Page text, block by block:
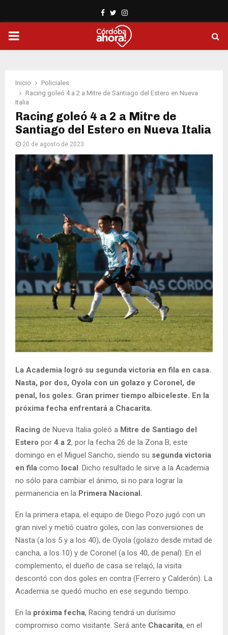
Facebook
TwitterInstagram
PRIMARY
Inicio
Policiales
Racing goleó 4 a 2 a Mitre de Santiago del Estero en Nueva
Italia
Racing goleó 4 a 2 a Mitre de
Santiago del Estero en Nueva Italia
20 de agosto de 2023
La Academia logró su segunda victoria en fila en casa.
Nasta, por dos, Oyola con un golazo y Coronel, de
penal, los goles. Gran primer tiempo albiceleste. En la
próxima fecha enfrentará a Chacarita.
Racing de Nueva Italia goleó a Mitre de Santiago del
Estero por 4 a 2, por la fecha 26 de la Zona B, este
domingo en el Miguel Sancho, siendo su segunda victoria
en fila como local . Dicho resultado le sirve a la Academia
no sólo para cambiar el ánimo, si no para lograr la
permanencia en la Primera Nacional.
En la primera etapa, el equipo de Diego Pozo jugó con un
gran nivel y metió cuatro goles, con las conversiones de
Nasta (a los 5 y a los 40), de Oyola (golazo desde mitad de
cancha, a los 10) y de Coronel (a los 40, de penal). En el
complemento, el dueño de casa se relajó, la visita
descontó con dos goles en contra (Ferrero y Calderón). La
Academia se quedó mucho en ese segundo tiempo.
En la próxima fecha, Racing tendrá un durísimo
compromiso como visitante. Será ante Chacarita, en el